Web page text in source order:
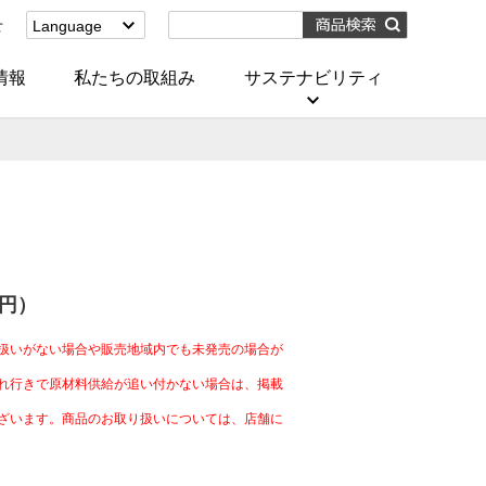
Language
(Corporate)
報 私たちの取組み サステナビリティ
）
いがない場合や販売地域内でも未発売の場合が
行きで原材料供給が追い付かない場合は、掲載
います。商品のお取り扱いについては、店舗に